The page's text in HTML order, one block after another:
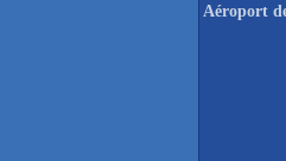
Aéroport